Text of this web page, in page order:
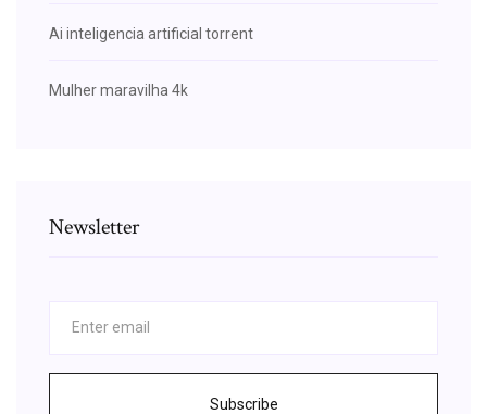
Ai inteligencia artificial torrent
Mulher maravilha 4k
Newsletter
Subscribe